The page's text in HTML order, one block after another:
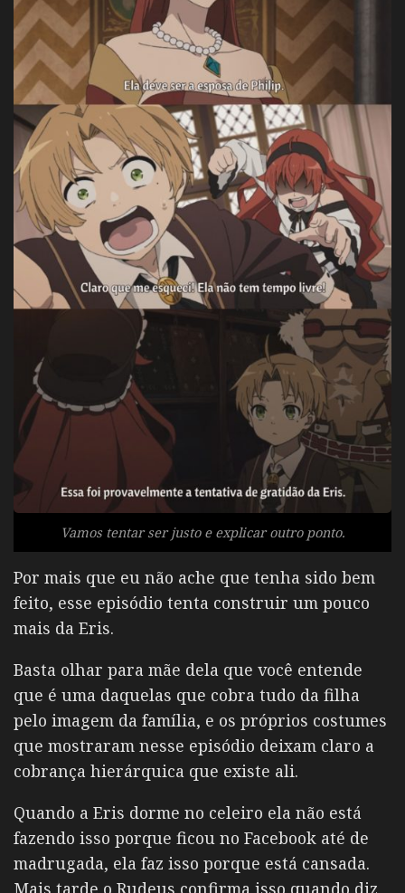
Vamos tentar ser justo e explicar outro ponto.
Por mais que eu não ache que tenha sido bem
feito, esse episódio tenta construir um pouco
mais da Eris.
Basta olhar para mãe dela que você entende
que é uma daquelas que cobra tudo da filha
pelo imagem da família, e os próprios costumes
que mostraram nesse episódio deixam claro a
cobrança hierárquica que existe ali.
Quando a Eris dorme no celeiro ela não está
fazendo isso porque ficou no Facebook até de
madrugada, ela faz isso porque está cansada.
Mais tarde o Rudeus confirma isso quando diz